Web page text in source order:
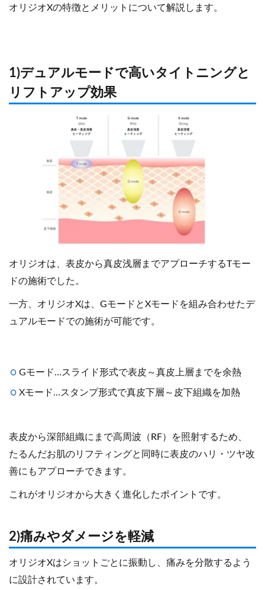
オリジオXの特徴とメリットについて解説します。
1)デュアルモードで高いタイトニングと
リフトアップ効果
オリジオは、表皮から真皮浅層までアプローチするTモー
ドの施術でした。
一方、オリジオXは、GモードとXモードを組み合わせたデ
ュアルモードでの施術が可能です。
Gモード…スライド形式で表皮～真皮上層までを余熱
Xモード…スタンプ形式で真皮下層～皮下組織を加熱
表皮から深部組織にまで高周波（RF）を照射するため、
たるんだお肌のリフティングと同時に表皮のハリ・ツヤ改
善にもアプローチできます。
これがオリジオから大きく進化したポイントです。
2)痛みやダメージを軽減
オリジオXはショットごとに振動し、痛みを分散するよう
に設計されています。